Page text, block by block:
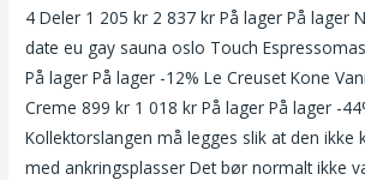
4 Deler 1 205 kr 2 837 kr På lager På lager
date eu gay sauna oslo Touch
På lager På lager -12% Le Creuset Kone
Creme 899 kr 1 018 kr På lager På lager -
Kollektorslangen må legges slik at den ikke
med ankringsplasser Det bør normalt ikke